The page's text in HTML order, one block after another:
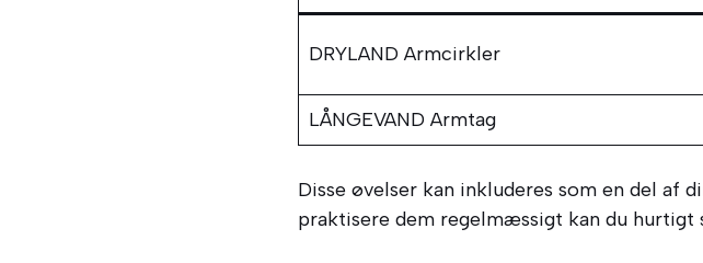
DRYLAND Armcirkler
LÅNGEVAND Armtag
Disse øvelser kan inkluderes som en del af
praktisere dem regelmæssigt kan du hurtigt